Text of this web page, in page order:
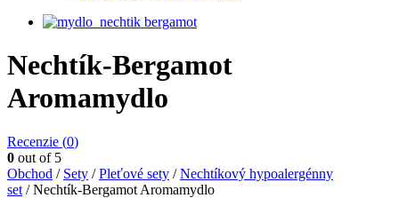
Nechtík-Bergamot
Aromamydlo
Recenzie (0)
0 out of 5
Obchod / Sety /Pleťové sety /Nechtíkový hypoalergénny
set / Nechtík-Bergamot Aromamydlo